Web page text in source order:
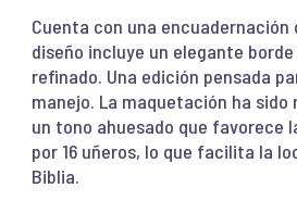
Cuenta con una
diseño incluye un elegante
refinado. Una edición pensada
manejo. La maquetación ha sido
un tono ahuesado que favorece
por 16 uñeros, lo que facilita la
Biblia.